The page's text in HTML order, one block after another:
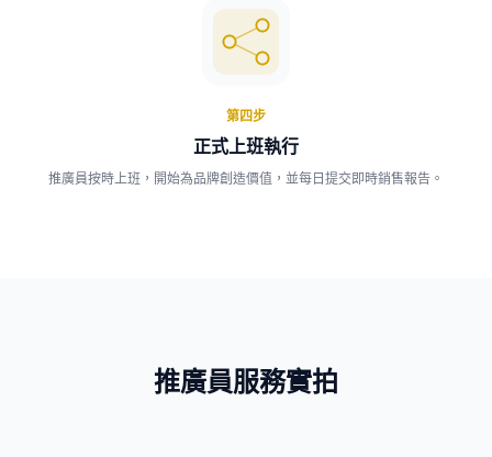
第四步
正式上班執行
推廣員按時上班，開始為品牌創造價值，並每日提交即時銷售報告。
推廣員服務實拍